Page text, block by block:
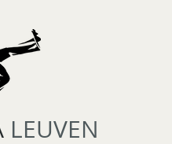
LEUVEN